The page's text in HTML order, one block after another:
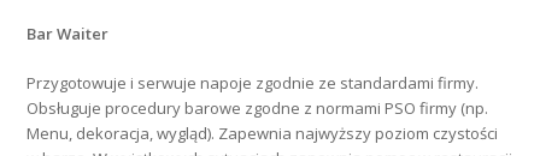
Bar Waiter
Przygotowuje i serwuje napoje zgodnie ze standardami firmy.
Obsługuje procedury barowe zgodne z normami PSO firmy (np.
Menu, dekoracja, wygląd). Zapewnia najwyższy poziom czystości